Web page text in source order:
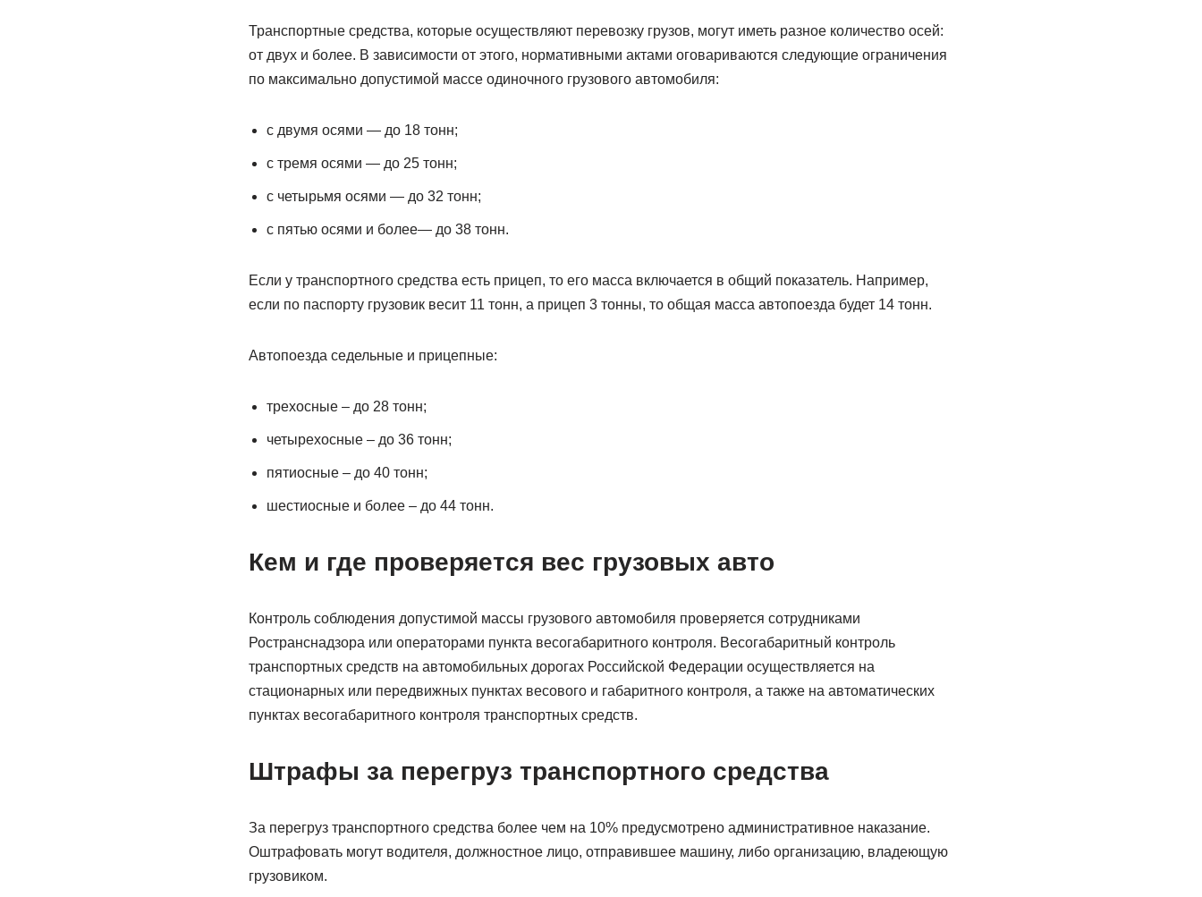
Транспортные средства, которые осуществляют перевозку грузов, могут иметь разное количество осей:
от двух и более. В зависимости от этого, нормативными актами оговариваются следующие ограничения
по максимально допустимой массе одиночного грузового автомобиля:
с двумя осями — до 18 тонн;
с тремя осями — до 25 тонн;
с четырьмя осями — до 32 тонн;
с пятью осями и более— до 38 тонн.
Если у транспортного средства есть прицеп, то его масса включается в общий показатель. Например,
если по паспорту грузовик весит 11 тонн, а прицеп 3 тонны, то общая масса автопоезда будет 14 тонн.
Автопоезда седельные и прицепные:
трехосные – до 28 тонн;
четырехосные – до 36 тонн;
пятиосные – до 40 тонн;
шестиосные и более – до 44 тонн.
Кем и где проверяется вес грузовых авто
Контроль соблюдения допустимой массы грузового автомобиля проверяется сотрудниками
Ространснадзора или операторами пункта весогабаритного контроля. Весогабаритный контроль
транспортных средств на автомобильных дорогах Российской Федерации осуществляется на
стационарных или передвижных пунктах весового и габаритного контроля, а также на автоматических
пунктах весогабаритного контроля транспортных средств.
Штрафы за перегруз транспортного средства
За перегруз транспортного средства более чем на 10% предусмотрено административное наказание.
Оштрафовать могут водителя, должностное лицо, отправившее машину, либо организацию, владеющую
грузовиком.